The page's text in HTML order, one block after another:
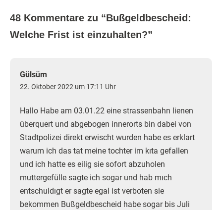
48 Kommentare zu “Bußgeldbescheid:
Welche Frist ist einzuhalten?”
Gülsüm
22. Oktober 2022 um 17:11 Uhr
Hallo Habe am 03.01.22 eine strassenbahn lienen
überquert und abgebogen innerorts bin dabei von
Stadtpolizei direkt erwischt wurden habe es erklart
warum ich das tat meine tochter im kıta gefallen
und ich hatte es eilig sie sofort abzuholen
muttergefülle sagte ich sogar und hab mıch
entschuldıgt er sagte egal ist verboten sie
bekommen Bußgeldbescheid habe sogar bis Juli